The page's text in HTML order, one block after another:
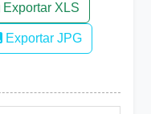
Exportar XLS
Exportar JPG